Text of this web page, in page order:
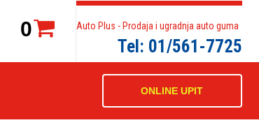
0 Auto Plus - Prodaja i ugradnja auto guma
Tel: 01/561-7725
ONLINE UPIT